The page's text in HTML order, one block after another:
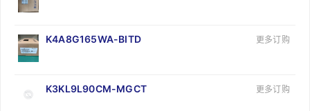
K4A8G165WA-BITD 更多订购
K3KL9L90CM-MGCT 更多订购